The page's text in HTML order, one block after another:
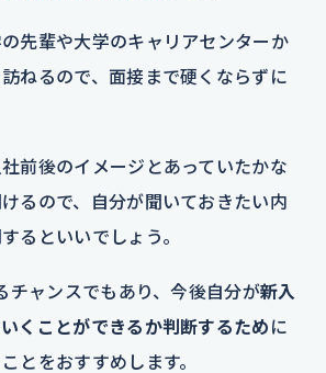
先輩や大学のキャリアセンターか
ねるので、面接まで硬くならずに
前後のイメージとあっていたかな
るので、自分が聞いておきたい内
るといいでしょう。
チャンスでもあり、今後自分が新入
くことができるか判断するため に
とをおすすめします。